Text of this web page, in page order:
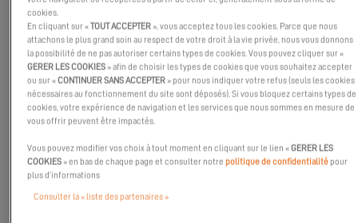
mémoires.
L’ARC+ : UNE TRAVERSÉE EN DEUX
TEMPS
L’ARC+ reprend l’esprit de l’ARC, mais avec une halte qui change
tout.
Mindelo, au Cap-Vert. Une première navigation d’environ 850
milles nautiques, cinq à sept jours rythmés par les quarts, le vent
cookies.
En cliquant sur «TOUT ACCEPTER », vous acceptez tous les cookies. Parce que nous
attachons le plus grand soin au respect de votre droit à la vie privée, nous vous donnons
la possibilité de ne pas autoriser certains types de cookies. Vous pouvez cliquer sur «
GERER LES COOKIES » afin de choisir les types de cookies que vous souhaitez accepter
ou sur «CONTINUER SANS ACCEPTER » pour nous indiquer votre refus (seuls les cookies
nécessaires au fonctionnement du site sont déposés). Si vous bloquez certains types de
cookies, votre expérience de navigation et les services que nous sommes en mesure de
vous offrir peuvent être impactés.
Vous pouvez modifier vos choix à tout moment en cliquant sur le lien «GERER LES
COOKIES » en bas de chaque page et consulter notrepolitique de confidentialitépour
plus d’informations
Consulter la « liste des partenaires »